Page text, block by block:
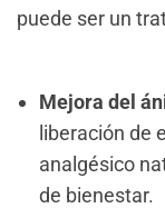
puede ser un
Mejora del
liberación de
analgésico
de bienestar.